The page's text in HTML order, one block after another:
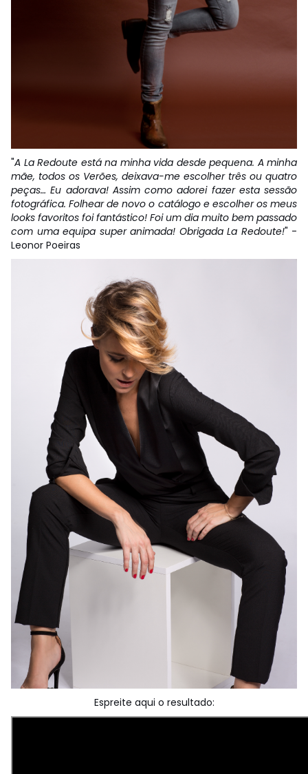
"A La Redoute está na minha vida desde pequena. A minha
mãe, todos os Verões, deixava-me escolher três ou quatro
peças… Eu adorava! Assim como adorei fazer esta sessão
fotográfica. Folhear de novo o catálogo e escolher os meus
looks favoritos foi fantástico! Foi um dia muito bem passado
com uma equipa super animada! Obrigada La Redoute!" -
Leonor Poeiras
Espreite aqui o resultado: